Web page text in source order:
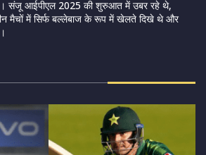
संजू आईपीएल 2025 की शुरुआत में उबर रहे थे,
मैचों में सिर्फ बल्लेबाज के रूप में खेलते दिखे थे और